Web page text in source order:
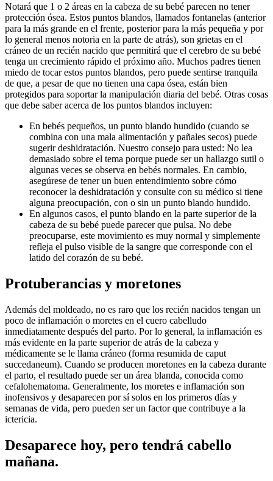
Notará que 1 o 2 áreas en la cabeza de su bebé parecen no tener
protección ósea. Estos puntos blandos, llamados fontanelas (anterior
para la más grande en el frente, posterior para la más pequeña y por
lo general menos notoria en la parte de atrás), son grietas en el
cráneo de un recién nacido que permitirá que el cerebro de su bebé
tenga un crecimiento rápido el próximo año. Muchos padres tienen
miedo de tocar estos puntos blandos, pero puede sentirse tranquila
de que, a pesar de que no tienen una capa ósea, están bien
protegidos para soportar la manipulación diaria del bebé. Otras cosas
que debe saber acerca de los puntos blandos incluyen:
En bebés pequeños, un punto blando hundido (cuando se
combina con una mala alimentación y pañales secos) puede
sugerir deshidratación. Nuestro consejo para usted: No lea
demasiado sobre el tema porque puede ser un hallazgo sutil o
algunas veces se observa en bebés normales. En cambio,
asegúrese de tener un buen entendimiento sobre cómo
reconocer la deshidratación y consulte con su médico si tiene
alguna preocupación, con o sin un punto blando hundido.
En algunos casos, el punto blando en la parte superior de la
cabeza de su bebé puede parecer que pulsa. No debe
preocuparse, este movimiento es muy normal y simplemente
refleja el pulso visible de la sangre que corresponde con el
latido del corazón de su bebé.
Protuberancias y moretones
Además del moldeado, no es raro que los recién nacidos tengan un
poco de inflamación o moretes en el cuero cabelludo
inmediatamente después del parto. Por lo general, la inflamación es
más evidente en la parte superior de atrás de la cabeza y
médicamente se le llama cráneo (forma resumida de caput
succedaneum). Cuando se producen moretones en la cabeza durante
el parto, el resultado puede ser un área blanda, conocida como
cefalohematoma. Generalmente, los moretes e inflamación son
inofensivos y desaparecen por sí solos en los primeros días y
semanas de vida, pero pueden ser un factor que contribuye a la
ictericia.
Desaparece hoy, pero tendrá cabello
mañana.